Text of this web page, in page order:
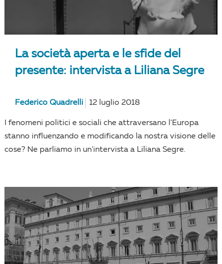
La società aperta e le sfide del
presente: intervista a Liliana Segre
Federico Quadrelli 12 luglio 2018
I fenomeni politici e sociali che attraversano l'Europa
stanno influenzando e modificando la nostra visione delle
cose? Ne parliamo in un'intervista a Liliana Segre.